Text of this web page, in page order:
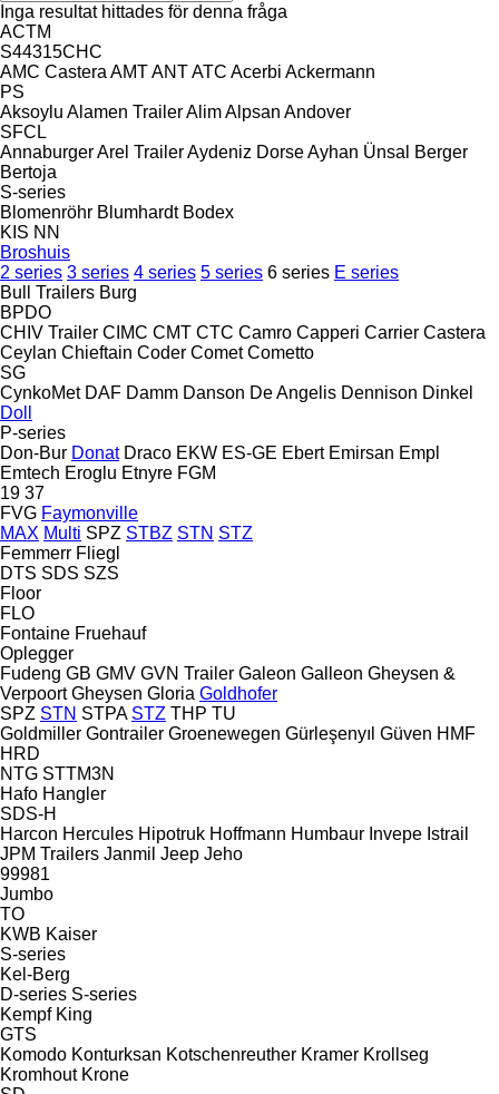
Inga resultat hittades för denna fråga
ACTM
S44315CHC
AMC Castera AMTANTATC Acerbi Ackermann
PS
Aksoylu Alamen TrailerAlimAlpsan Andover
SFCL
AnnaburgerArel TrailerAydeniz DorseAyhan Ünsal
Berger
Bertoja
S-series
Blomenröhr Blumhardt Bodex
KIS NN
Broshuis
2 series 3 series 4 series 5 series 6 series E series
Bull Trailers Burg
BPDO
CHIV Trailer CIMC CMT CTC Camro Capperi Carrier Castera
Ceylan Chieftain Coder Comet Cometto
SG
CynkoMet DAF Damm Danson De Angelis Dennison Dinkel
Doll
P-series
Don-Bur Donat Draco EKW ES-GE Ebert Emirsan Empl
Emtech Eroglu Etnyre FGM
19 37
FVG Faymonville
MAX Multi SPZ STBZ STN STZ
Femmerr Fliegl
DTS SDS SZS
Floor
FLO
Fontaine Fruehauf
Oplegger
Fudeng GB GMV GVN Trailer Galeon Galleon Gheysen &
Verpoort Gheysen Gloria Goldhofer
SPZ STN STPA STZ THP TU
Goldmiller Gontrailer Groenewegen Gürleşenyıl Güven HMF
HRD
NTG STTM3N
Hafo Hangler
SDS-H
Harcon Hercules Hipotruk Hoffmann Humbaur Invepe Istrail
JPM Trailers Janmil Jeep Jeho
99981
Jumbo
TO
KWB Kaiser
S-series
Kel-Berg
D-series S-series
Kempf King
GTS
Komodo Konturksan Kotschenreuther Kramer Krollseg
Kromhout Krone